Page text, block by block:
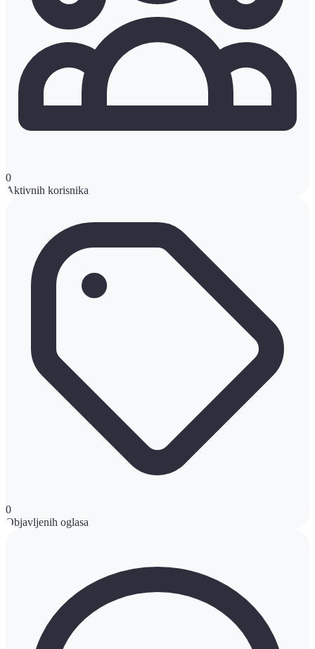
0
Aktivnih korisnika
0
Objavljenih oglasa